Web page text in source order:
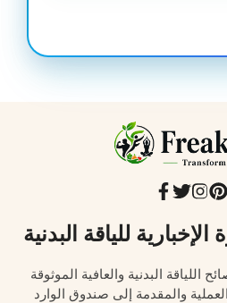
للياقة البدنية
اللياقة البدنية والعافية الموثوقة
والمقدمة إلى صندوق الوارد